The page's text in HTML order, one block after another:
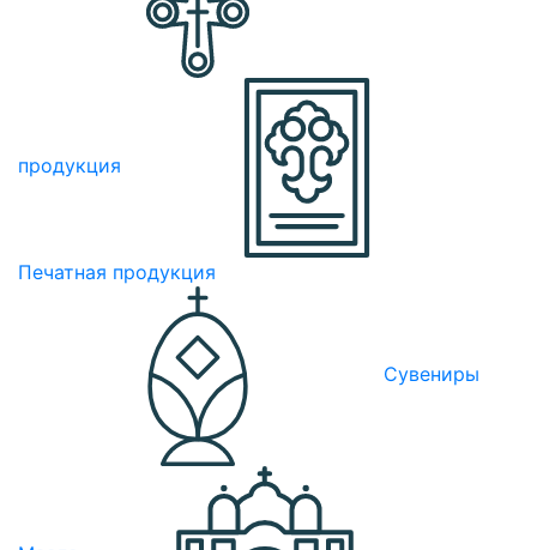
продукция
Печатная продукция
Сувениры